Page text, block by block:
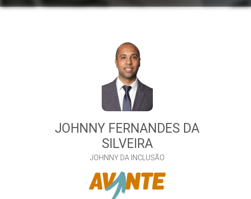
JOHNNY FERNANDES DA
SILVEIRA
JOHNNY DA INCLUSÃO